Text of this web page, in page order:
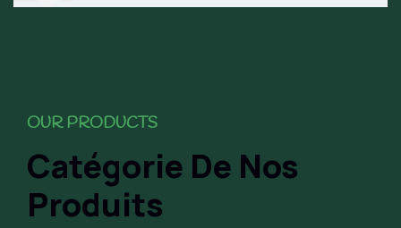
OUR PRODUCTS
Catégorie De Nos
Produits